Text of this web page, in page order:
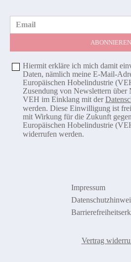
Email
Hiermit erkläre ich mich damit
Daten, nämlich meine E-Mail-
Europäischen Hobelindustrie
Zusendung von Newslettern über
VEH im Einklang mit der
werden. Diese Einwilligung ist
mit Wirkung für die Zukunft
Europäischen Hobelindustrie
widerrufen werden.
Impressum
Vertrag